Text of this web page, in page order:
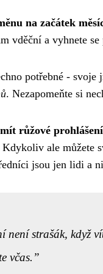
na začátek
vděční a vyhnete
potřebné -
. Nezapomeňte si
růžové
ale můžete
jsou jen lidi a
není strašák, když
včas.